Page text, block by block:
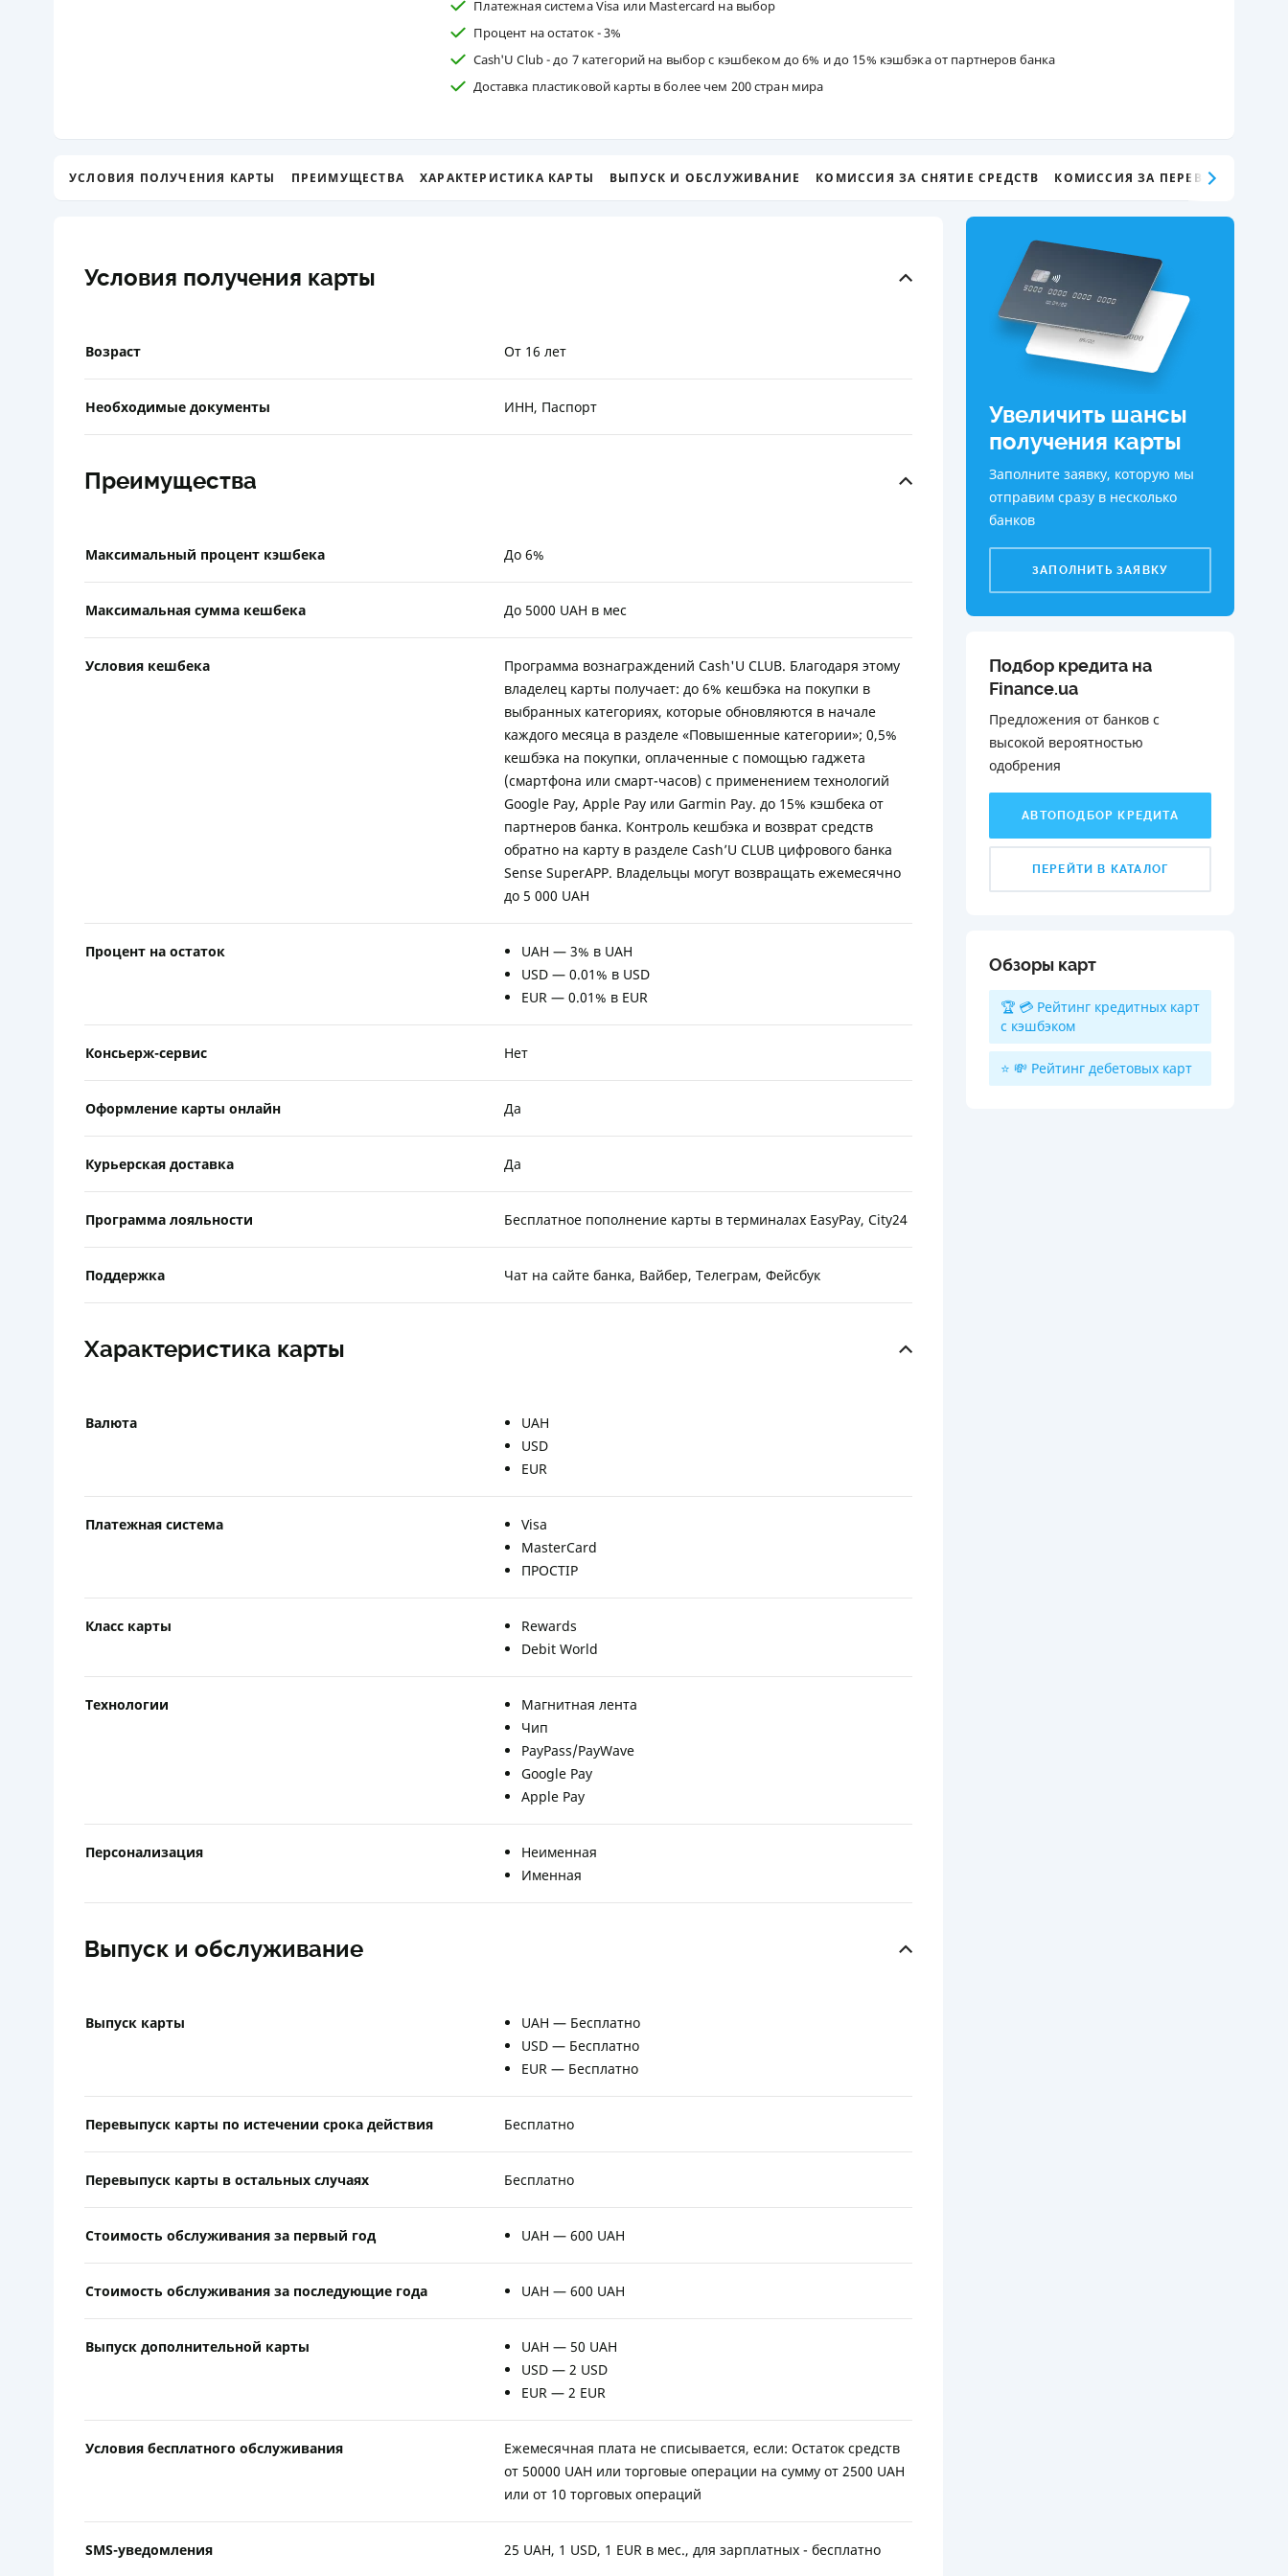
ПУТЕВОДИТЕЛИ ПО
ВСЕ СТРАХОВЫЕ ПОЛИСЫ
КОМПАНИЯХ
Платежная система Visa или Mastercard на выбор
Процент на остаток - 3%
Саѕһ'U Club - до 7 категорий на выбор с кэшбеком до 6% и до 15% кэшбэка от партнеров банка
Доставка пластиковой карты в более чем 200 стран мира
УСЛОВИЯ ПОЛУЧЕНИЯ КАРТЫ ПРЕИМУЩЕСТВА ХАРАКТЕРИСТИКА КАРТЫ ВЫПУСК И ОБСЛУЖИВАНИЕ КОМИССИЯ ЗА СНЯТИЕ СРЕДСТВ КОМИССИЯ ЗА ПЕРЕВОД СРЕДСТВ
Условия получения карты
Возраст От 16 лет
Необходимые документы ИНН, Паспорт
Преимущества
Максимальный процент кэшбека До 6%
Максимальная сумма кешбека До 5000 UAH в мес
Условия кешбека
Программа вознаграждений Cash'U CLUB. Благодаря этому
владелец карты получает: до 6% кешбэка на покупки в
выбранных категориях, которые обновляются в начале
каждого месяца в разделе «Повышенные категории»; 0,5%
кешбэка на покупки, оплаченные с помощью гаджета
(смартфона или смарт-часов) с применением технологий
Google Pay, Apple Pay или Garmin Pay. до 15% кэшбека от
партнеров банка. Контроль кешбэка и возврат средств
обратно на карту в разделе Cash’U CLUB цифрового банка
Sense SuperAPP. Владельцы могут возвращать ежемесячно
до 5 000 UAH
Процент на остаток
UAH — 3% в UAH
USD — 0.01% в USD
EUR — 0.01% в EUR
Консьерж-сервис Нет
Оформление карты онлайн Да
Курьерская доставка Да
Программа лояльности Бесплатное пополнение карты в терминалах EasyPay, City24
Поддержка Чат на сайте банка, Вайбер, Телеграм, Фейсбук
Характеристика карты
Валюта
UAH
USD
EUR
Платежная система
Visa
MasterCard
ПРОСТІР
Класс карты
Rewards
Debit World
Технологии
Магнитная лента
Чип
PayPass/PayWave
Google Pay
Apple Pay
Персонализация
Неименная
Именная
Выпуск и обслуживание
Выпуск карты
UAH — Бесплатно
USD — Бесплатно
EUR — Бесплатно
Перевыпуск карты по истечении срока действия Бесплатно
Перевыпуск карты в остальных случаях Бесплатно
Стоимость обслуживания за первый год UAH — 600 UAH
Стоимость обслуживания за последующие года UAH — 600 UAH
Выпуск дополнительной карты
UAH — 50 UAH
USD — 2 USD
EUR — 2 EUR
Условия бесплатного обслуживания
Ежемесячная плата не списывается, если: Остаток средств
от 50000 UAH или торговые операции на сумму от 2500 UAH
или от 10 торговых операций
SMS-уведомления 25 UAH, 1 USD, 1 EUR в мес., для зарплатных - бесплатно
Увеличить шансы
получения карты
Заполните заявку, которую мы
отправим сразу в несколько
банков
ЗАПОЛНИТЬ ЗАЯВКУ
Подбор кредита на
Finance.ua
Предложения от банков с
высокой вероятностью
одобрения️
АВТОПОДБОР КРЕДИТА
ПЕРЕЙТИ В КАТАЛОГ
Обзоры карт
🏆 💳 Рейтинг кредитных карт
с кэшбэком
⭐ 💸 Рейтинг дебетовых карт